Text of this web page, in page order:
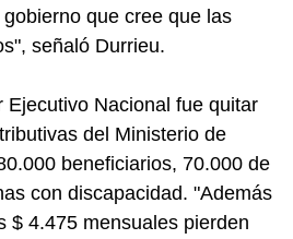
que cree que las
señaló Durrieu.
Ejecutivo Nacional fue quitar
del Ministerio de
beneficiarios, 70.000 de
con discapacidad. "Además
$ 4.475 mensuales pierden